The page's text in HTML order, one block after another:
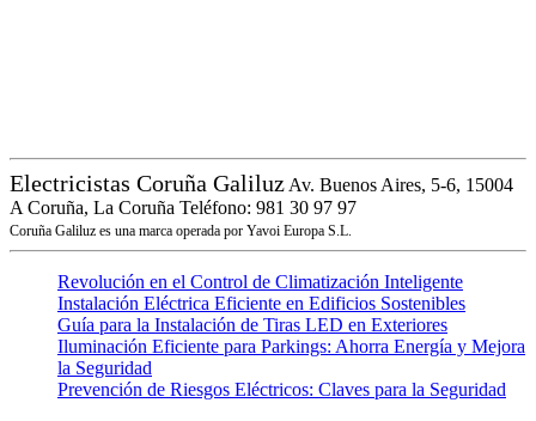
Electricistas Coruña Galiluz Av. Buenos Aires, 5-6, 15004
A Coruña, La Coruña Teléfono: 981 30 97 97
Coruña Galiluz es una marca operada por Yavoi Europa S.L.
Revolución en el Control de Climatización Inteligente
Instalación Eléctrica Eficiente en Edificios Sostenibles
Guía para la Instalación de Tiras LED en Exteriores
Iluminación Eficiente para Parkings: Ahorra Energía y Mejora
la Seguridad
Prevención de Riesgos Eléctricos: Claves para la Seguridad